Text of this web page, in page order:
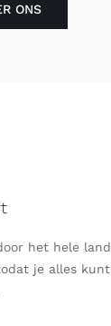
ONS
het hele land
je alles kunt